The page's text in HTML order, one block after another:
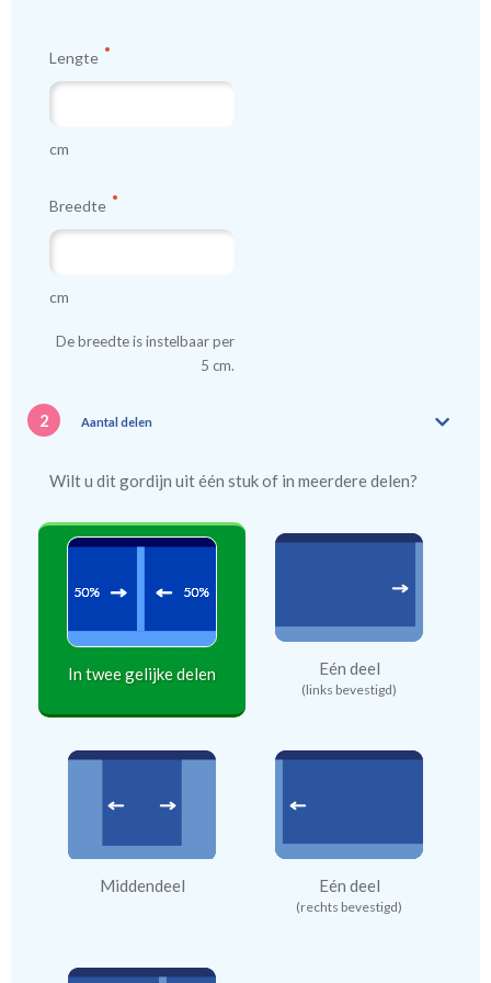
Lengte
cm
Breedte
cm
De breedte is instelbaar per
5 cm.
2 Aantal delen
Wilt u dit gordijn uit één stuk of in meerdere delen?
In twee gelijke delen Eén deel
(links bevestigd)
Middendeel Eén deel
(rechts bevestigd)